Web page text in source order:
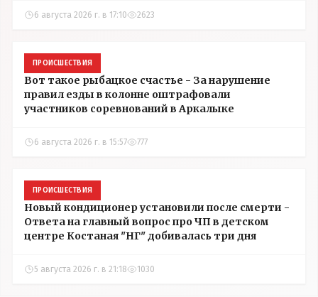
6 августа 2026 г. в 17:10 2623
ПРОИСШЕСТВИЯ
Вот такое рыбацкое счастье - За нарушение
правил езды в колонне оштрафовали
участников соревнований в Аркалыке
6 августа 2026 г. в 15:57 777
ПРОИСШЕСТВИЯ
Новый кондиционер установили после смерти -
Ответа на главный вопрос про ЧП в детском
центре Костаная "НГ" добивалась три дня
5 августа 2026 г. в 21:18 1030